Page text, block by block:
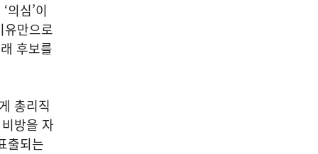
의심’이
유만으로
후보를
총리직
방을 자
출되는